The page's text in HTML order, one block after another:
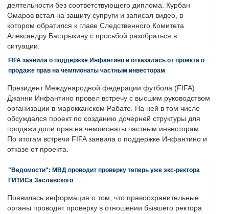
деятельности без соответствующего диплома. Курбан
Омаров встал на защиту супруги и записал видео, в
котором обратился к главе Следственного Комитета
Александру Бастрыкину с просьбой разобраться в
ситуации.
FIFA заявила о поддержке Инфантино и отказалась от проекта о
продаже прав на чемпионаты частным инвесторам
Президент Международной федерации футбола (FIFA)
Джанни Инфантино провел встречу с высшим руководством
организации в марокканском Рабате. На ней в том числе
обсуждался проект по созданию дочерней структуры для
продажи доли прав на чемпионаты частным инвесторам.
По итогам встречи FIFA заявила о поддержке Инфантино и
отказе от проекта.
"Ведомости": МВД проводит проверку теперь уже экс-ректора
ГИТИСа Заславского
Появилась информация о том, что правоохранительные
органы проводят проверку в отношении бывшего ректора